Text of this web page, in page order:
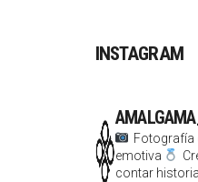
INSTAGRAM
Fotografía
emotiva
contar